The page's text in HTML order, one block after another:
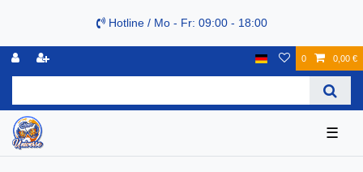
Hotline / Mo - Fr: 09:00 - 18:00
0 0,00 €
☰